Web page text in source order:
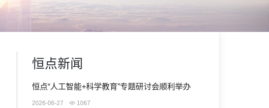
恒点新闻
恒点“人工智能+科学教育”专题研讨会顺利举办
2026-06-27 1067